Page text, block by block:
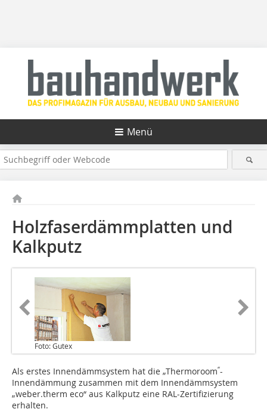
Menü
Holzfaserdämmplatten und
Kalkputz
Foto: Gutex
Als erstes Innendämmsystem hat die „Thermoroom“-
Innendämmung zusammen mit dem Innendämmsystem
„weber.therm eco“ aus Kalkputz eine RAL-Zertifizierung
erhalten.